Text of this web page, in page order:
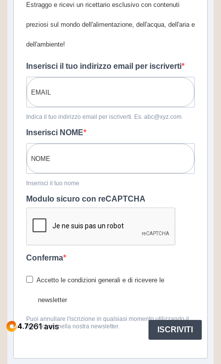
Estraggo e ricevi un ricettario esclusivo con contenuti
preziosi sul mondo dell'alimentazione, dell'acqua, dell'aria e
dell'ambiente!
Inserisci il tuo indirizzo email per iscriverti
Indica il tuo indirizzo email per iscriverti. Es. abc@xyz.com
Inserisci NOME
Inserisci il tuo nome
Modulo sicuro con reCAPTCHA
Conferma
Accetto le condizioni generali e di ricevere le
newsletter
Puoi annullare l'iscrizione in qualsiasi momento utilizzando il
link incluso nella nostra newsletter.
ISCRIVITI